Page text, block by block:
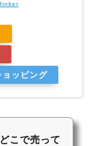
ッピング
こで売って